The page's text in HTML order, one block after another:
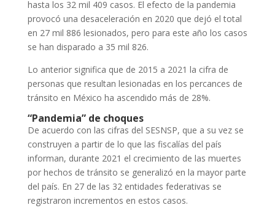
hasta los 32 mil 409 casos. El efecto de la pandemia
provocó una desaceleración en 2020 que dejó el total
en 27 mil 886 lesionados, pero para este año los casos
se han disparado a 35 mil 826.
Lo anterior significa que de 2015 a 2021 la cifra de
personas que resultan lesionadas en los percances de
tránsito en México ha ascendido más de 28%.
“Pandemia” de choques
De acuerdo con las cifras del SESNSP, que a su vez se
construyen a partir de lo que las fiscalías del país
informan, durante 2021 el crecimiento de las muertes
por hechos de tránsito se generalizó en la mayor parte
del país. En 27 de las 32 entidades federativas se
registraron incrementos en estos casos.